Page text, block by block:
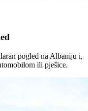
pogled na Albaniju i,
ili pješice.